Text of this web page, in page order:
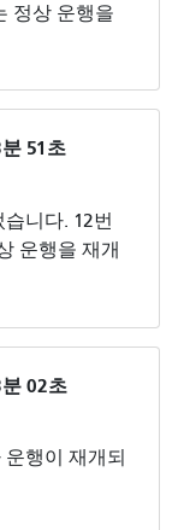
정상 운행을
51초
니다. 12번
운행을 재개
02초
행이 재개되